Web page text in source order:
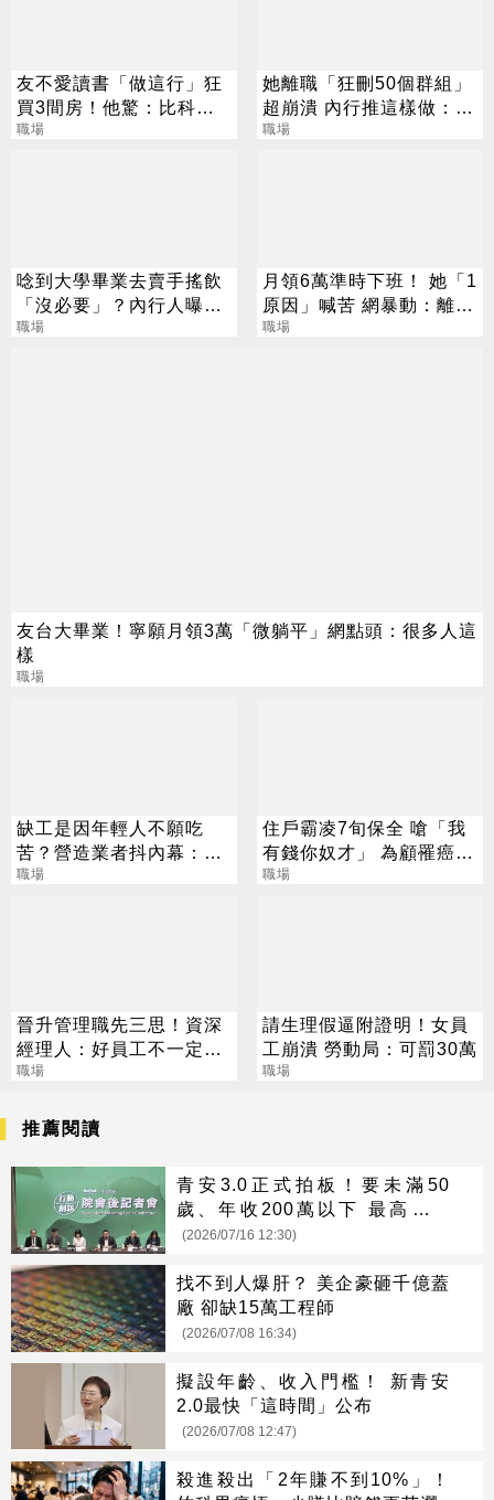
友不愛讀書「做這行」狂
買3間房！他驚：比科技
業強
職場
她離職「狂刪50個群組」
超崩潰 內行推這樣做：不
用加LINE
職場
唸到大學畢業去賣手搖飲
「沒必要」？內行人曝薪
資：勝過銀行櫃檯
職場
月領6萬準時下班！ 她「1
原因」喊苦 網暴動：離職
我來扛
職場
友台大畢業！寧願月領3萬「微躺平」網點頭：很多人這
樣
職場
缺工是因年輕人不願吃
苦？營造業者抖內幕：一
群慣老闆
職場
住戶霸凌7旬保全 嗆「我
有錢你奴才」 為顧罹癌妻
隱忍一年才投訴
職場
晉升管理職先三思！資深
經理人：好員工不一定能
成為好主管
職場
請生理假逼附證明！女員
工崩潰 勞動局：可罰30萬
職場
推薦閱讀
青安3.0正式拍板！要未滿50
歲、年收200萬以下 最高可貸
1500萬
(2026/07/16 12:30)
找不到人爆肝？ 美企豪砸千億蓋
廠 卻缺15萬工程師
(2026/07/08 16:34)
擬設年齡、收入門檻！ 新青安
2.0最快「這時間」公布
(2026/07/08 12:47)
殺進殺出「2年賺不到10%」！